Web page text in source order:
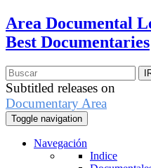
Area Documental
Best Documentaries
Subtitled releases on
Documentary Area
Toggle navigation
Navegación
Indice